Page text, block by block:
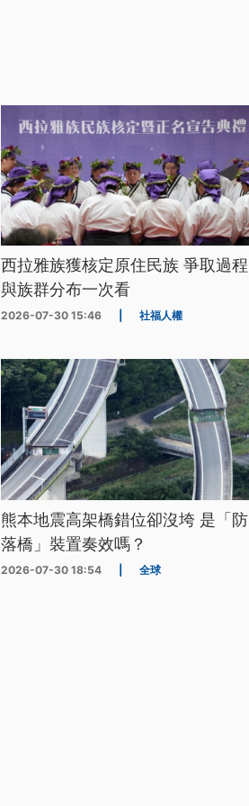
西拉雅族獲核定原住民族 爭取過程
與族群分布一次看
2026-07-30 15:46 社福人權
熊本地震高架橋錯位卻沒垮 是「防
落橋」裝置奏效嗎？
2026-07-30 18:54 全球